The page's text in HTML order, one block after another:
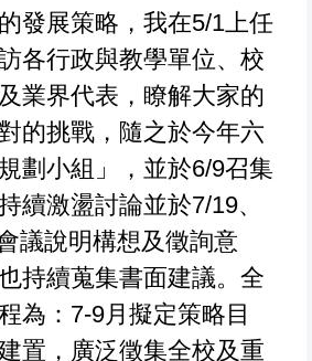
發展策略，我在5/1上任
各行政與教學單位、校
業界代表，瞭解大家的
的挑戰，隨之於今年六
劃小組」，並於6/9召集
續激盪討論並於7/19、
議說明構想及徵詢意
持續蒐集書面建議。全
為：7-9月擬定策略目
置，廣泛徵集全校及重